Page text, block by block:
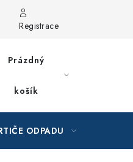
Registrace
Prázdný
košík
ODPADU